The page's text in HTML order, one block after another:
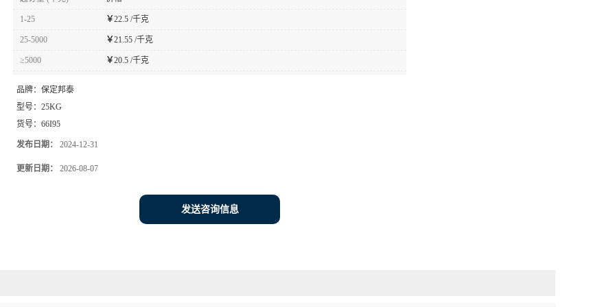
1-25 ￥22.5 /千克
25-5000 ￥21.55 /千克
≥5000 ￥20.5 /千克
品牌： 保定邦泰
型号： 25KG
货号： 66I95
发布日期： 2024-12-31
更新日期： 2026-08-07
发送咨询信息